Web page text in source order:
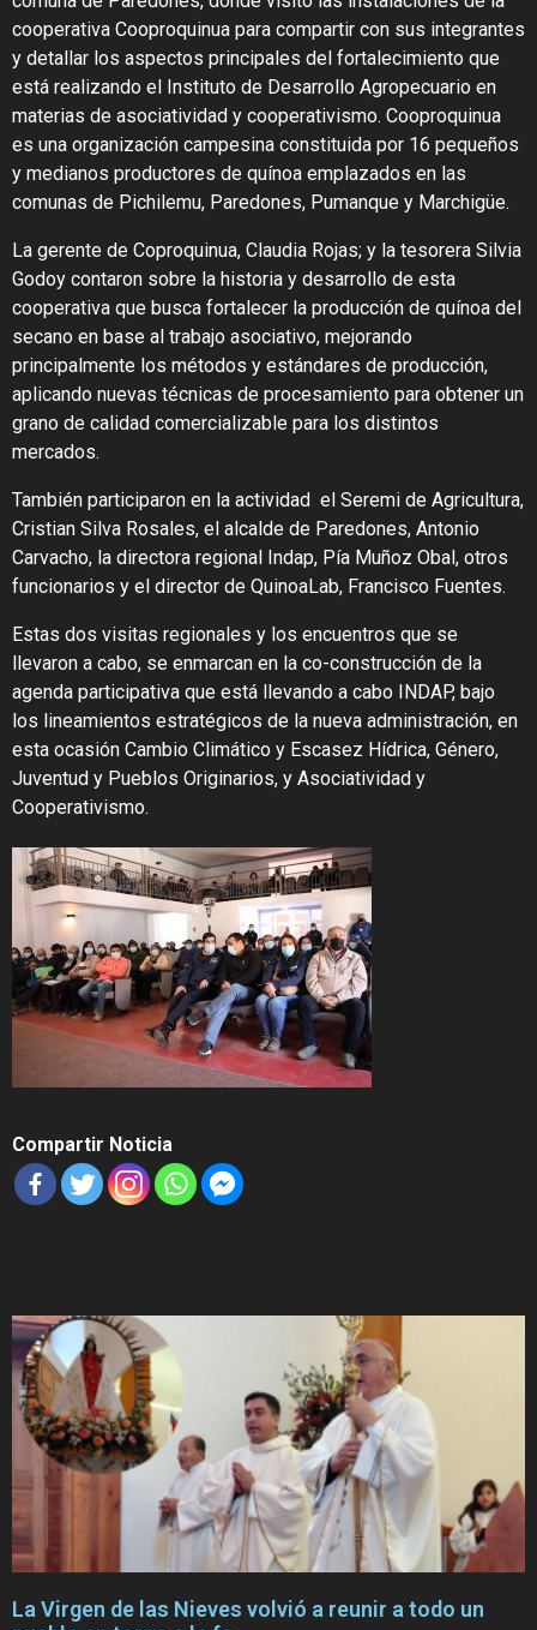
cooperativa Cooproquinua para compartir con sus integrantes
y detallar los aspectos principales del fortalecimiento que
está realizando el Instituto de Desarrollo Agropecuario en
materias de asociatividad y cooperativismo. Cooproquinua
es una organización campesina constituida por 16 pequeños
y medianos productores de quínoa emplazados en las
comunas de Pichilemu, Paredones, Pumanque y Marchigüe.
La gerente de Coproquinua, Claudia Rojas; y la tesorera Silvia
Godoy contaron sobre la historia y desarrollo de esta
cooperativa que busca fortalecer la producción de quínoa del
secano en base al trabajo asociativo, mejorando
principalmente los métodos y estándares de producción,
aplicando nuevas técnicas de procesamiento para obtener un
grano de calidad comercializable para los distintos
mercados.
También participaron en la actividad el Seremi de Agricultura,
Cristian Silva Rosales, el alcalde de Paredones, Antonio
Carvacho, la directora regional Indap, Pía Muñoz Obal, otros
funcionarios y el director de QuinoaLab, Francisco Fuentes.
Estas dos visitas regionales y los encuentros que se
llevaron a cabo, se enmarcan en la co-construcción de la
agenda participativa que está llevando a cabo INDAP, bajo
los lineamientos estratégicos de la nueva administración, en
esta ocasión Cambio Climático y Escasez Hídrica, Género,
Juventud y Pueblos Originarios, y Asociatividad y
Cooperativismo.
Compartir Noticia
La Virgen de las Nieves volvió a reunir a todo un